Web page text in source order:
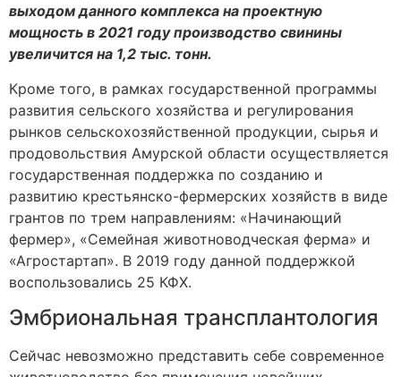
выходом данного комплекса на проектную
мощность в 2021 году производство свинины
увеличится на 1,2 тыс. тонн.
Кроме того, в рамках государственной программы
развития сельского хозяйства и регулирования
рынков сельскохозяйственной продукции, сырья и
продовольствия Амурской области осуществляется
государственная поддержка по созданию и
развитию крестьянско-фермерских хозяйств в виде
грантов по трем направлениям: «Начинающий
фермер», «Семейная животноводческая ферма» и
«Агростартап». В 2019 году данной поддержкой
воспользовались 25 КФХ.
Эмбриональная трансплантология
Сейчас невозможно представить себе современное